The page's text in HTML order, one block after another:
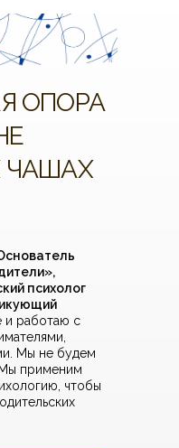
психолог
и работаю с
Мы не будем
Мы применим
чтобы
ОПОРА